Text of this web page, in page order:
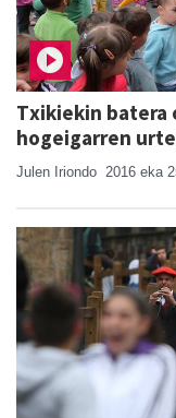
Txikiekin batera
hogeigarren
Julen Iriondo 2016 eka